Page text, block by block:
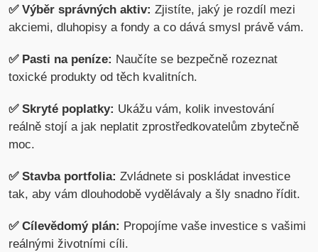
✅ Výběr správných aktiv: Zjistíte, jaký je rozdíl mezi
akciemi, dluhopisy a fondy a co dává smysl právě vám.
✅ Pasti na peníze: Naučíte se bezpečně rozeznat
toxické produkty od těch kvalitních.
✅ Skryté poplatky: Ukážu vám, kolik investování
reálně stojí a jak neplatit zprostředkovatelům zbytečně
moc.
✅ Stavba portfolia: Zvládnete si poskládat investice
tak, aby vám dlouhodobě vydělávaly a šly snadno řídit.
✅ Cílevědomý plán: Propojíme vaše investice s vašimi
reálnými životními cíli.